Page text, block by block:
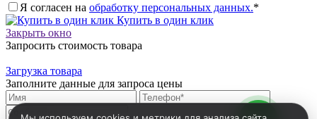
Я согласен на обработку персональных данных.*
Купить в один клик
Закрыть окно
Запросить стоимость товара
Загрузка товара
Заполните данные для запроса цены